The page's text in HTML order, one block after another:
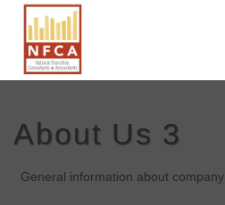
About Us 3
General information about company